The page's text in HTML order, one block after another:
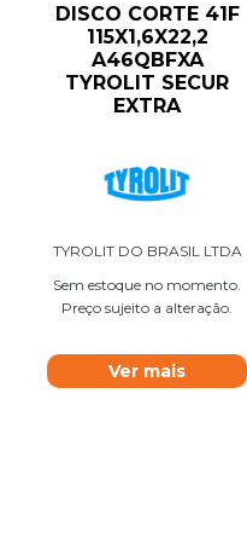
DISCO CORTE 41F
115X1,6X22,2
A46QBFXA
TYROLIT SECUR
EXTRA
TYROLIT DO BRASIL LTDA
Sem estoque no momento.
Preço sujeito a alteração.
Ver mais